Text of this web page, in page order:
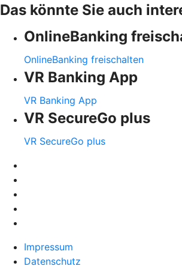
Das könnte Sie auch
OnlineBanking
OnlineBanking freischalten
VR Banking App
VR Banking App
VR SecureGo plus
VR SecureGo plus
Impressum
Datenschutz